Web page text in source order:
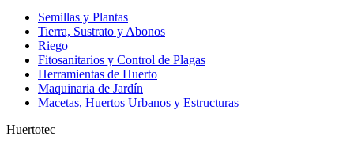
Semillas y Plantas
Tierra, Sustrato y Abonos
Riego
Fitosanitarios y Control de Plagas
Herramientas de Huerto
Maquinaria de Jardín
Macetas, Huertos Urbanos y Estructuras
Huertotec